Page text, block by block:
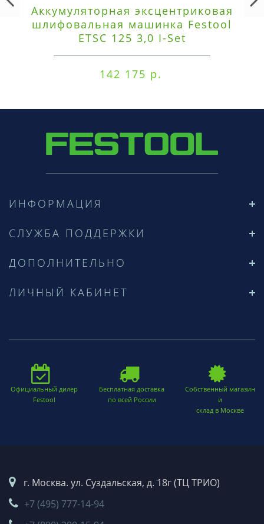
Аккумуляторная эксцентриковая
шлифовальная машинка Festool
ETSC 125 3,0 I-Set
142 175 р.
ИНФОРМАЦИЯ
СЛУЖБА ПОДДЕРЖКИ
ДОПОЛНИТЕЛЬНО
ЛИЧНЫЙ КАБИНЕТ
Официальный дилер
Festool
Бесплатная доставка
по всей России
Собственный магазин
и
склад в Москве
г. Москва. ул. Суздальская, д. 18г (ТЦ ТРИО)
+7 (495) 777-14-94